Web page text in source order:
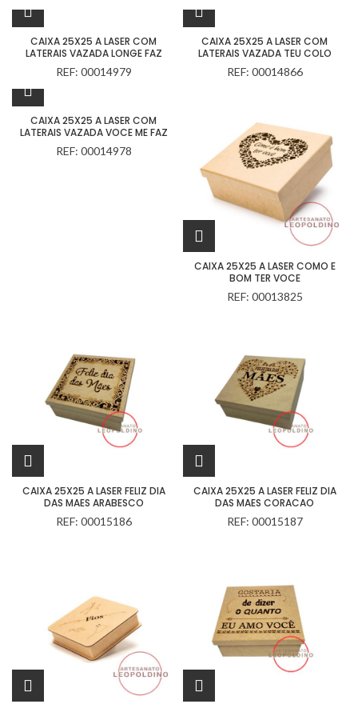
CAIXA 25X25 A LASER COM
LATERAIS VAZADA LONGE FAZ
REF: 00014979
CAIXA 25X25 A LASER COM
LATERAIS VAZADA TEU COLO
REF: 00014866
CAIXA 25X25 A LASER COM
LATERAIS VAZADA VOCE ME FAZ
REF: 00014978
CAIXA 25X25 A LASER COMO E
BOM TER VOCE
REF: 00013825
CAIXA 25X25 A LASER FELIZ DIA
DAS MAES ARABESCO
REF: 00015186
CAIXA 25X25 A LASER FELIZ DIA
DAS MAES CORACAO
REF: 00015187